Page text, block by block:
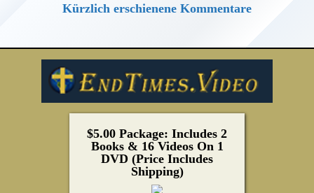
Kürzlich erschienene Kommentare
$5.00 Package: Includes 2
Books & 16 Videos On 1
DVD (Price Includes
Shipping)